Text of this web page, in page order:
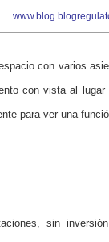
con varios
con vista al lugar
para ver una
sin